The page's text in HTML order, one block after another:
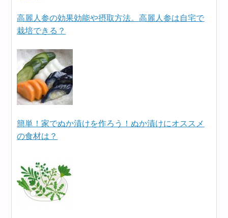
高麗人参の効果効能や摂取方法。高麗人参は自宅で
栽培できる？
簡単！家でぬか漬けを作ろう！ぬか漬けにオススメ
の食材は？